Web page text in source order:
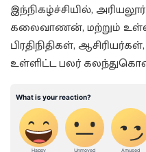
இந்நிகழ்ச்சியில்,
கலைவாணன், மற்றும்
பிரதிநிதிகள்,
உள்ளிட்ட பலர்